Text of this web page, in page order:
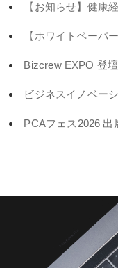
【お知らせ】健康
【ホワイトペーパー公
Bizcrew EXPO 登
ビジネスイノベー
PCAフェス2026 出